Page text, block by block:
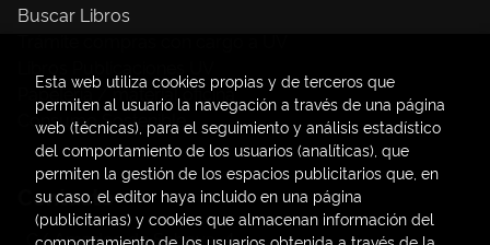
Buscar Libros
Papelería / material oficina
Consumo Sostenible
Contacto
C/ Amadeo de Saboya, 4
Esta web utiliza cookies propias y de terceros que
permiten al usuario la navegación a través de una página
web (técnicas), para el seguimiento y análisis estadístico
del comportamiento de los usuarios (analíticas), que
permiten la gestión de los espacios publicitarios que, en
su caso, el editor haya incluido en una página
(publicitarias) y cookies que almacenan información del